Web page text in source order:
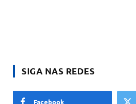
SIGA NAS REDES
Facebook